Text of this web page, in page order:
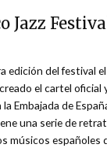
Jazz
edición del festival
el cartel oficial
Embajada de
una serie de
músicos españoles